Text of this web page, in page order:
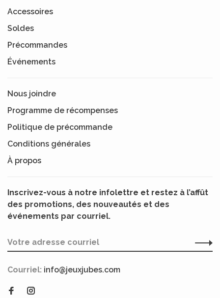
Accessoires
Soldes
Précommandes
Événements
Nous joindre
Programme de récompenses
Politique de précommande
Conditions générales
À propos
Inscrivez-vous à notre infolettre et restez à l’affût
des promotions, des nouveautés et des
événements par courriel.
Courriel: info@jeuxjubes.com